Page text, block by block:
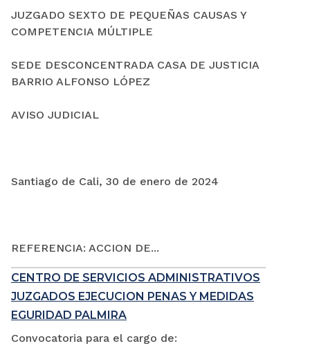
JUZGADO SEXTO DE PEQUEÑAS CAUSAS Y
COMPETENCIA MÚLTIPLE
SEDE DESCONCENTRADA CASA DE JUSTICIA
BARRIO ALFONSO LÓPEZ
AVISO JUDICIAL
Santiago de Cali, 30 de enero de 2024
REFERENCIA: ACCION DE...
CENTRO DE SERVICIOS ADMINISTRATIVOS
JUZGADOS EJECUCION PENAS Y MEDIDAS
EGURIDAD PALMIRA
Convocatoria para el cargo de: